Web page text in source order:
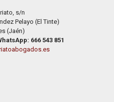
s/n
Pelayo (El Tinte)
(Jaén)
666 543 851